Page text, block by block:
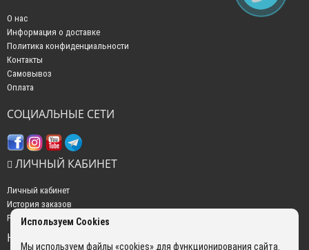
О нас
Информация о доставке
Политика конфиденциальности
Контакты
Самовывоз
Оплата
СОЦИАЛЬНЫЕ СЕТИ
ЛИЧНЫЙ КАБИНЕТ
Личный кабинет
История заказов
Рассылка новостей
НАШИ КОНТАКТЫ
Используем Cookies
Мы используем файлы «cookies» для функционирования сайта.